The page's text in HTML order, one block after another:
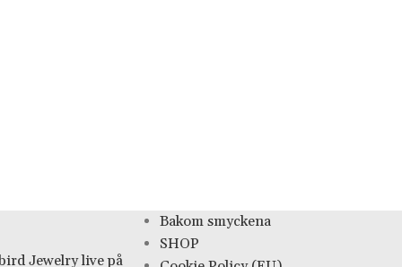
Jewelry live på
Bakom smyckena
SHOP